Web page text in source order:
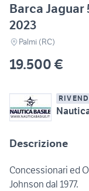
Barca Jaguar
2023
Palmi (RC)
19.500 €
Descrizione
Concessionari ed
Johnson dal 1977.